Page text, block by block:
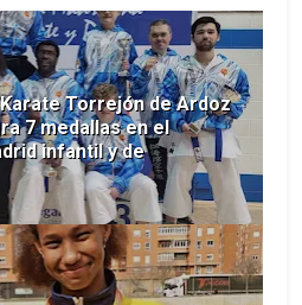
Karate Torrejón de Ardoz
7 medallas en el
infantil y de